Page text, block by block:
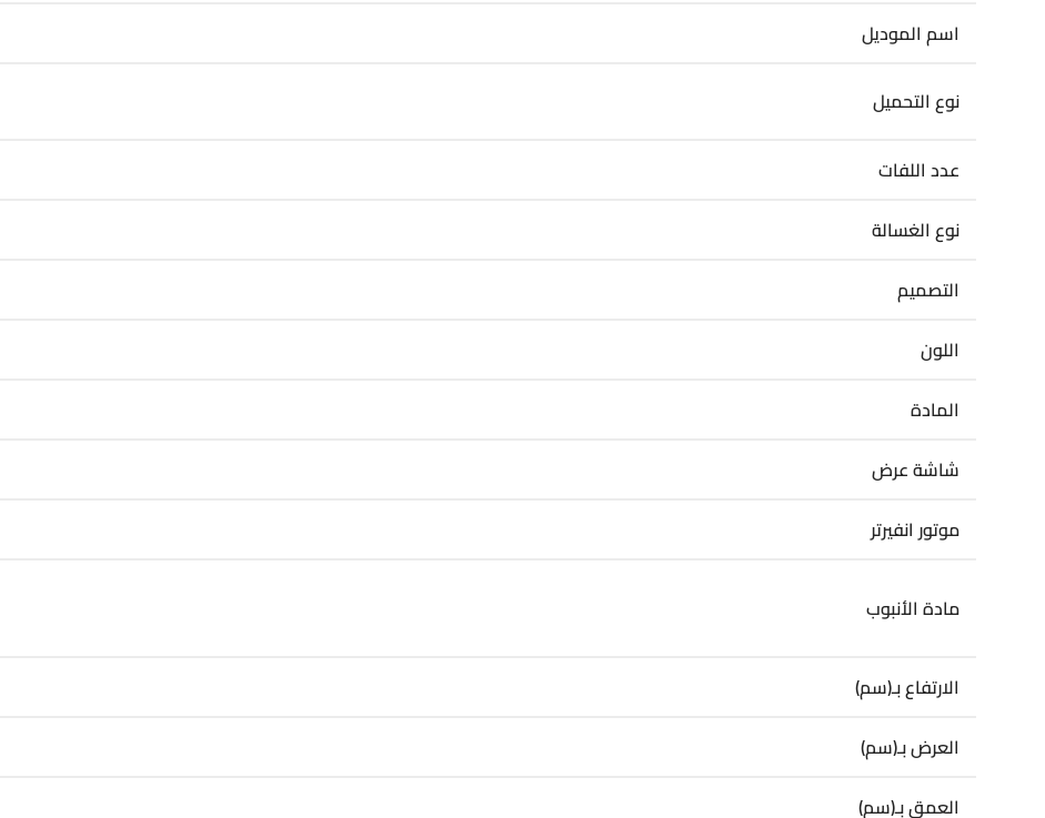
اسم الموديل
نوع التحميل
عدد اللفات
نوع الغسالة
التصميم
اللون
المادة
شاشة عرض
موتور انفيرتر
مادة الأنبوب
الارتفاع بـ(سم)
العرض بـ(سم)
العمق بـ(سم)